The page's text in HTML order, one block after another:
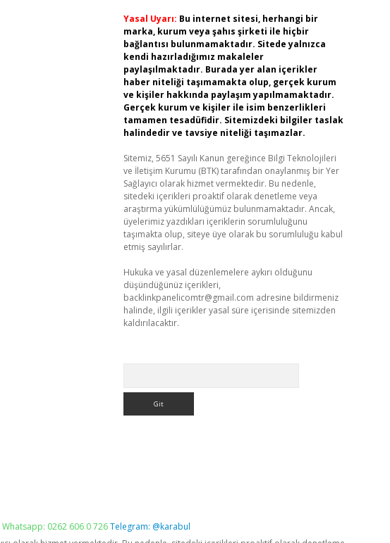
Yasal Uyarı: Bu internet sitesi, herhangi bir
marka, kurum veya şahıs şirketi ile hiçbir
bağlantısı bulunmamaktadır. Sitede yalnızca
kendi hazırladığımız makaleler
paylaşılmaktadır. Burada yer alan içerikler
haber niteliği taşımamakta olup, gerçek kurum
ve kişiler hakkında paylaşım yapılmamaktadır.
Gerçek kurum ve kişiler ile isim benzerlikleri
tamamen tesadüfidir. Sitemizdeki bilgiler taslak
halindedir ve tavsiye niteliği taşımazlar.
Sitemiz, 5651 Sayılı Kanun gereğince Bilgi Teknolojileri
ve İletişim Kurumu (BTK) tarafından onaylanmış bir Yer
Sağlayıcı olarak hizmet vermektedir. Bu nedenle,
sitedeki içerikleri proaktif olarak denetleme veya
araştırma yükümlülüğümüz bulunmamaktadır. Ancak,
üyelerimiz yazdıkları içeriklerin sorumluluğunu
taşımakta olup, siteye üye olarak bu sorumluluğu kabul
etmiş sayılırlar.
Hukuka ve yasal düzenlemelere aykırı olduğunu
düşündüğünüz içerikleri,
backlinkpanelicomtr@gmail.com adresine bildirmeniz
halinde, ilgili içerikler yasal süre içerisinde sitemizden
kaldırılacaktır.
Whatsapp: 0262 606 0 726Telegram: @karabul